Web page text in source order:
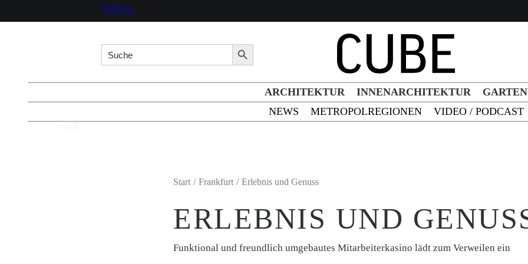
Search for: Search Button
ARCHITEKTUR INNENARCHITEKTUR
GARTEN
NEWS
METROPOLREGIONEN VIDEO / PODCAST
Start Frankfurt Erlebnis und Genuss
ERLEBNIS UND
Funktional und freundlich umgebautes Mitarbeiterkasino lädt zum Verweilen ein